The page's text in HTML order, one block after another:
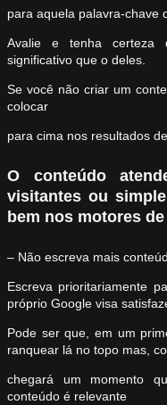
para aquela palavra-chave
Avalie e tenha certeza
significativo que o deles.
Se você não criar um
colocar
para cima nos resultados
O conteúdo
visitantes ou
bem nos motores
– Não escreva mais
Escreva prioritariamente
próprio Google visa
Pode ser que, em um
ranquear lá no topo mas,
chegará um momento
conteúdo é relevante